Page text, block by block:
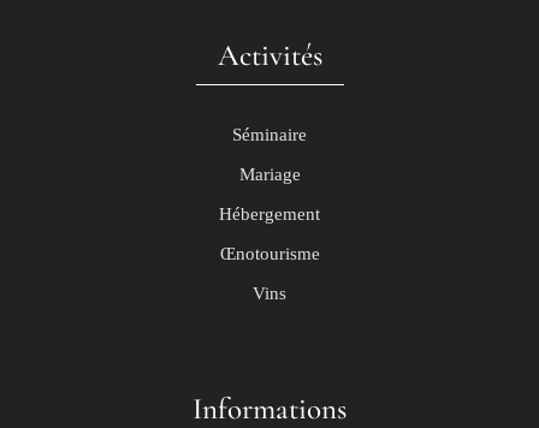
Activités
Séminaire
Mariage
Hébergement
Œnotourisme
Vins
Informations